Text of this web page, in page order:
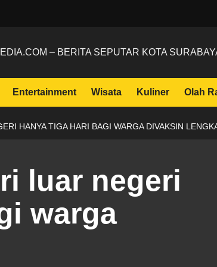
– BERITA SEPUTAR KOTA
Entertainment Wisata Kuliner Olah
HANYA TIGA HARI BAGI WARGA DIVAKSIN
luar negeri
warga